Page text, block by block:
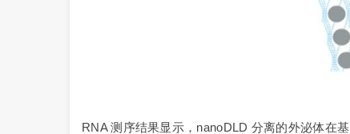
RNA 测序结果显示，nanoDLD 分离的外泌体在